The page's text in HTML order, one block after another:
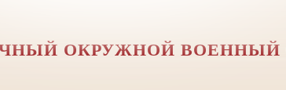
ОКРУЖНОЙ ВОЕННЫЙ